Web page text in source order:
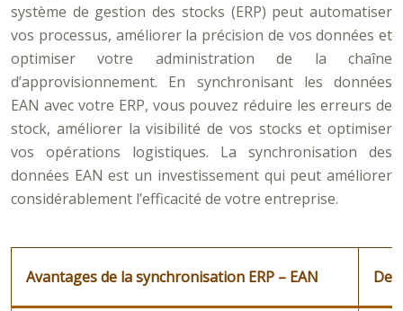
système de gestion des stocks (ERP) peut automatiser
vos processus, améliorer la précision de vos données et
optimiser votre administration de la chaîne
d’approvisionnement. En synchronisant les données
EAN avec votre ERP, vous pouvez réduire les erreurs de
stock, améliorer la visibilité de vos stocks et optimiser
vos opérations logistiques. La synchronisation des
données EAN est un investissement qui peut améliorer
considérablement l’efficacité de votre entreprise.
Avantages de la synchronisation ERP – EAN